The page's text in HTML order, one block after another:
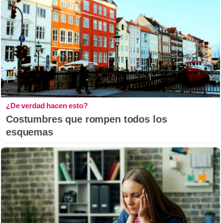
¿De verdad hacen esto?
Costumbres que rompen todos los
esquemas